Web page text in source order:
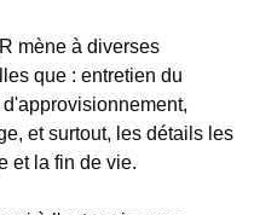
mène à diverses
que : entretien du
et surtout, les détails les
et la fin de vie.